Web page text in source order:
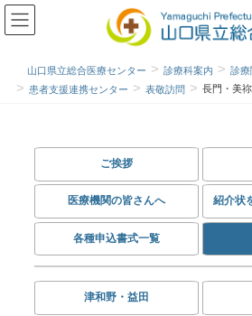
山口県立総合医療センター 診療科案内
診療
患者支援連携センター
表敬訪問 長門・美祢
ご挨拶
医療機関の皆さんへ 紹介状
各種申込書式一覧
津和野・益田